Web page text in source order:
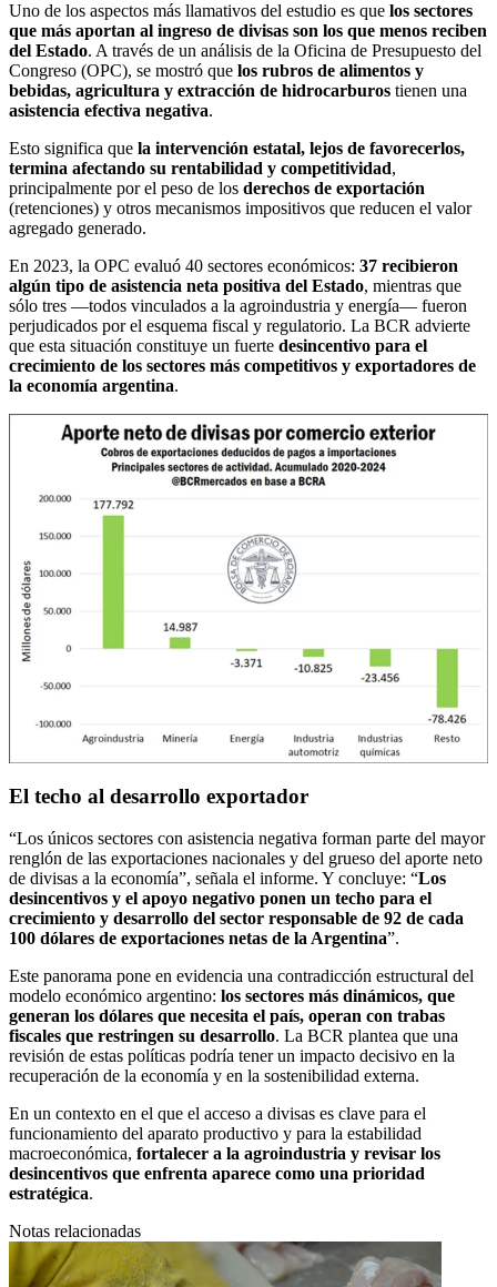
Uno de los aspectos más llamativos del estudio es que los sectores
que más aportan al ingreso de divisas son los que menos reciben
del Estado. A través de un análisis de la Oficina de Presupuesto del
Congreso (OPC), se mostró que los rubros de alimentos y
bebidas, agricultura y extracción de hidrocarburos tienen una
asistencia efectiva negativa.
Esto significa que la intervención estatal, lejos de favorecerlos,
termina afectando su rentabilidad y competitividad,
principalmente por el peso de los derechos de exportación
(retenciones) y otros mecanismos impositivos que reducen el valor
agregado generado.
En 2023, la OPC evaluó 40 sectores económicos: 37 recibieron
algún tipo de asistencia neta positiva del Estado, mientras que
sólo tres —todos vinculados a la agroindustria y energía— fueron
perjudicados por el esquema fiscal y regulatorio. La BCR advierte
que esta situación constituye un fuerte desincentivo para el
crecimiento de los sectores más competitivos y exportadores de
la economía argentina.
El techo al desarrollo exportador
“Los únicos sectores con asistencia negativa forman parte del mayor
renglón de las exportaciones nacionales y del grueso del aporte neto
de divisas a la economía”, señala el informe. Y concluye: “Los
desincentivos y el apoyo negativo ponen un techo para el
crecimiento y desarrollo del sector responsable de 92 de cada
100 dólares de exportaciones netas de la Argentina”.
Este panorama pone en evidencia una contradicción estructural del
modelo económico argentino: los sectores más dinámicos, que
generan los dólares que necesita el país, operan con trabas
fiscales que restringen su desarrollo. La BCR plantea que una
revisión de estas políticas podría tener un impacto decisivo en la
recuperación de la economía y en la sostenibilidad externa.
En un contexto en el que el acceso a divisas es clave para el
funcionamiento del aparato productivo y para la estabilidad
macroeconómica, fortalecer a la agroindustria y revisar los
desincentivos que enfrenta aparece como una prioridad
estratégica.
Notas relacionadas